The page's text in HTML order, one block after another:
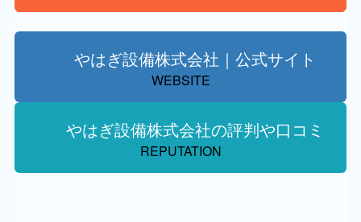
やはぎ設備株式会社｜公式サイト
WEBSITE
やはぎ設備株式会社の評判や口コミ
REPUTATION